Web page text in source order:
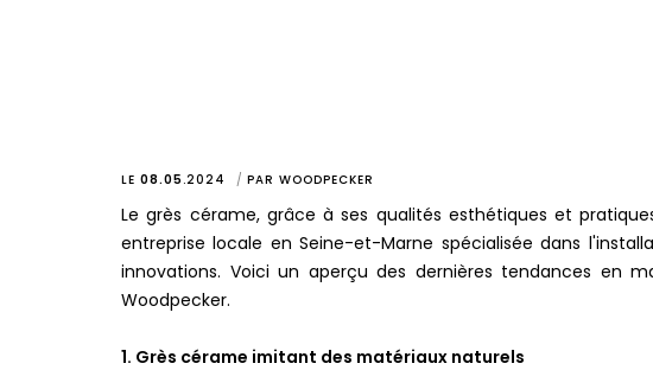
LE 08.05 .2024 PAR WOODPECKER
Le grès cérame, grâce à ses qualités esthétiques et
entreprise locale en Seine-et-Marne spécialisée dans
innovations. Voici un aperçu des dernières tendances en
Woodpecker.
1. Grès cérame imitant des matériaux naturels